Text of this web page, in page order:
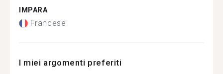
IMPARA
Francese
I miei argomenti preferiti